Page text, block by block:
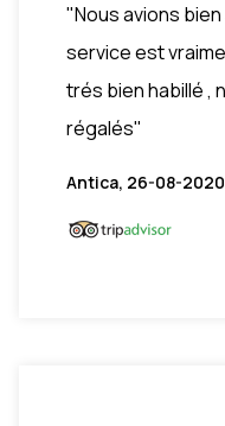
"Nous avions
service est
trés bien habillé ,
régalés"
Antica, 26-08-2020